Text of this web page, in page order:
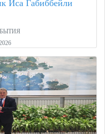
Иса Габиббейли